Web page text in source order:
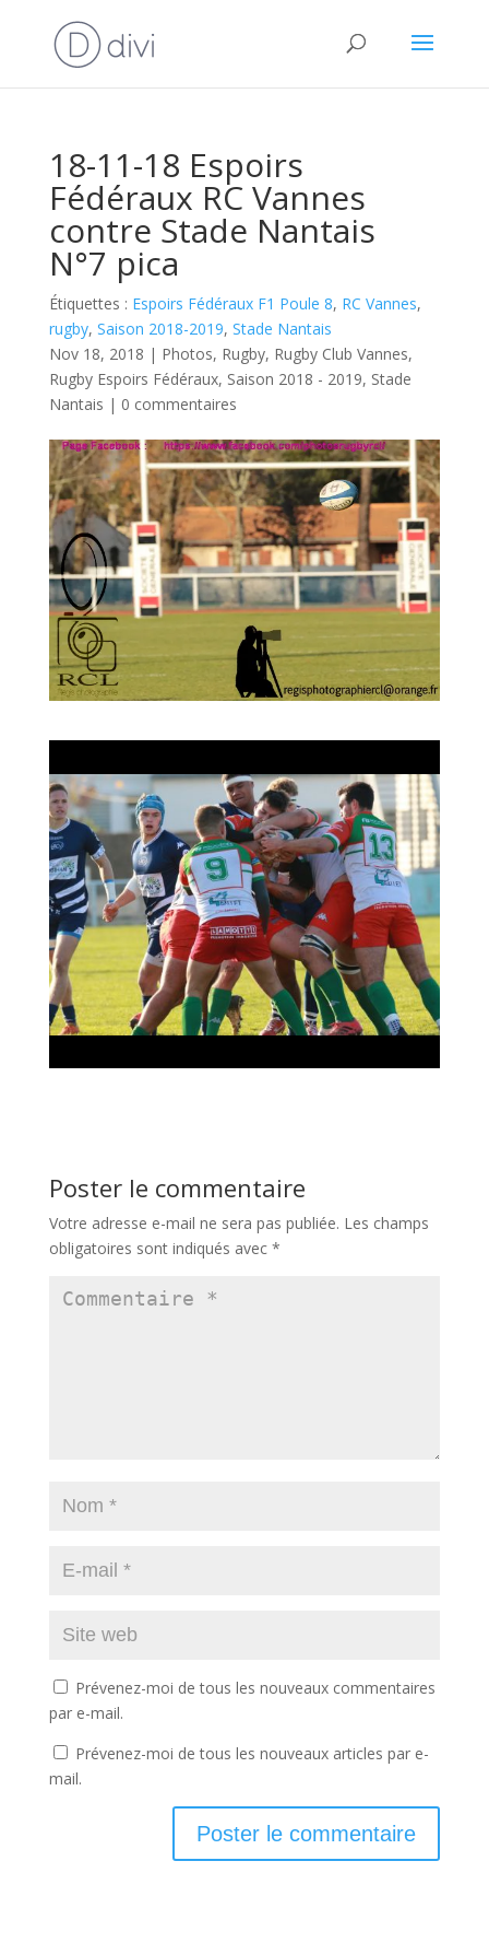
18-11-18 Espoirs
Fédéraux RC Vannes
contre Stade Nantais
N°7 pica
Étiquettes : Espoirs Fédéraux F1 Poule 8, RC Vannes,
rugby, Saison 2018-2019, Stade Nantais
Nov 18, 2018 | Photos, Rugby, Rugby Club Vannes,
Rugby Espoirs Fédéraux, Saison 2018 - 2019, Stade
Nantais | 0 commentaires
Poster le commentaire
Votre adresse e-mail ne sera pas publiée. Les champs
obligatoires sont indiqués avec *
Prévenez-moi de tous les nouveaux commentaires
par e-mail.
Prévenez-moi de tous les nouveaux articles par e-
mail.